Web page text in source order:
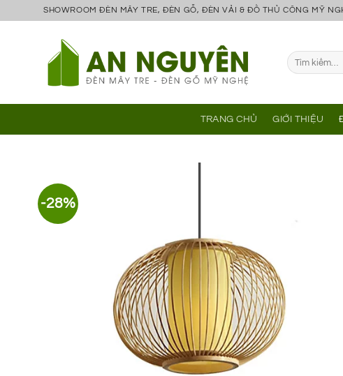
SHOWROOM ĐÈN MÂY TRE, ĐÈN GỖ, ĐÈN VẢI & ĐỒ THỦ CÔNG MỸ
Tìm
kiếm:
TRANG CHỦ GIỚI THIỆU
-28%